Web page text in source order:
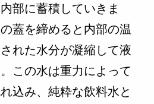
部に蓄積していきま
蓋を締めると内部の温
れた水分が凝縮して液
この水は重力によって
込み、純粋な飲料水と